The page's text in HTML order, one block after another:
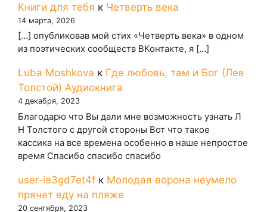
Книги для тебя к Четверть века
14 марта, 2026
[…] опубликовав мой стих «Четверть века» в одном
из поэтических сообществ ВКонтакте, я […]
Luba Moshkova к Где любовь, там и Бог (Лев
Толстой) Аудиокнига
4 декабря, 2023
Благодарю что Вы дали мне возможность узнать Л
Н Толстого с другой стороны Вот что такое
кассика на все времена особенно в наше непростое
время Спасибо спасибо спасибо
user-ie3gd7et4f к Молодая ворона неумело
прячет еду на пляже
20 сентября, 2023